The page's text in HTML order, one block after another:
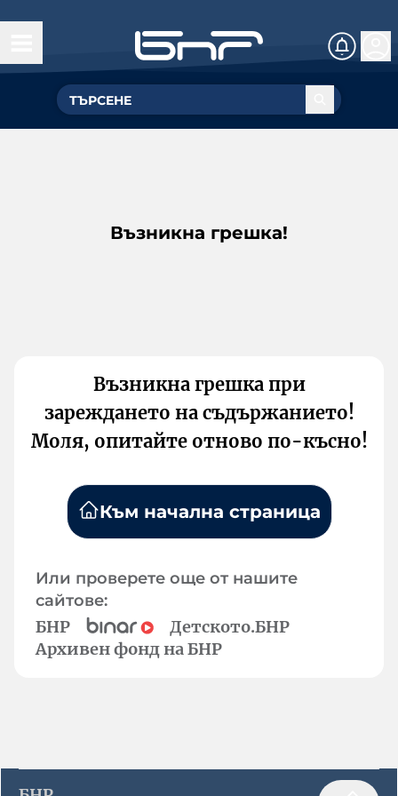
Възникна грешка!
Възникна грешка при
зареждането на съдържанието!
Моля, опитайте отново по-късно!
Към начална страница
Или проверете още от нашите
сайтове:
БНР
Детското.БНР
Архивен фонд на БНР